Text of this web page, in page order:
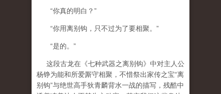
“你真的明白？”
“你用离别钩，只不过为了要相聚。”
“是的。”
这段古龙在《七种武器之离别钩》中对主人公
杨铮为能和所爱厮守相聚，不惜祭出家传之宝“离
别钩”与绝世高手狄青麟背水一战的描写，残酷中